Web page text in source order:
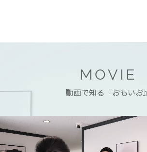
MOVIE
動画で知る『おもいお』